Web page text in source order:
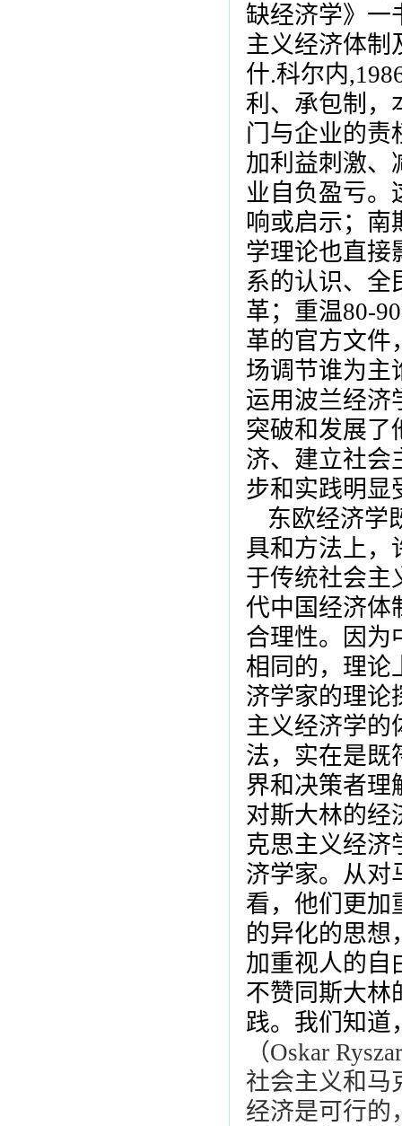
缺经济学》一
主义经济体制
什.科尔内
利、承包制，
门与企业的责
加利益刺激、
业自负盈亏。
响或启示；南
学理论也直接
系的认识、全
革；重温80-
革的官方文件
场调节谁为主
运用波兰经济
突破和发展了
济、建立社会
步和实践明
东欧经济学
具和方法上，
于传统社会主
代中国经济体
合理性。因为
相同的，理论
济学家的理论
主义经济学的
法，实在是既
界和决策者理
对斯大林的经
克思主义经济
济学家。从对
看，他们更加
的异化的思想
加重视人的自
不赞同斯大林
践。我们知道
（Oskar
社会主义和马
经济是可行的